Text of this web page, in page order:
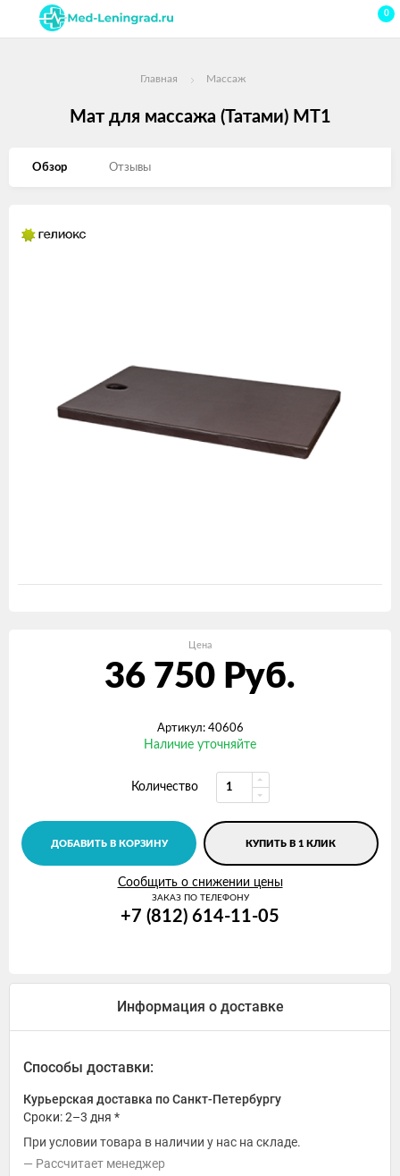
0
Главная Массаж
Мат для массажа (Татами) МТ1
Обзор Отзывы
Цена
36 750 Руб.
Артикул: 40606
Наличие уточняйте
Количество
ДОБАВИТЬ В КОРЗИНУ КУПИТЬ В 1 КЛИК
Сообщить о снижении цены
ЗАКАЗ ПО ТЕЛЕФОНУ
+7 (812) 614-11-05
Информация о доставке
Способы доставки:
Курьерская доставка по Санкт-Петербургу
Сроки: 2–3 дня *
При условии товара в наличии у нас на складе.
Рассчитает менеджер